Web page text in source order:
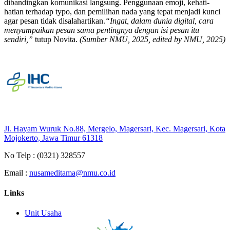
dibandingkan komunikasi langsung. Penggunaan emoji, kehati-
hatian terhadap typo, dan pemilihan nada yang tepat menjadi kunci
agar pesan tidak disalahartikan.“Ingat, dalam dunia digital, cara
menyampaikan pesan sama pentingnya dengan isi pesan itu
sendiri,” tutup Novita. (Sumber NMU, 2025, edited by NMU, 2025)
Jl. Hayam Wuruk No.88, Mergelo, Magersari, Kec. Magersari, Kota
Mojokerto, Jawa Timur 61318
No Telp : (0321) 328557
Email : nusameditama@nmu.co.id
Links
Unit Usaha